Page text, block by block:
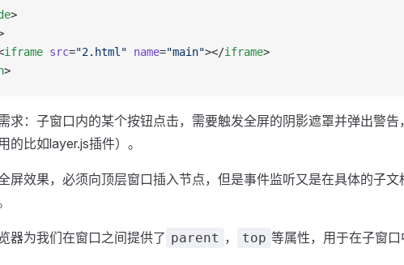
>
iframe src="2.html" name="main"></iframe>
>
求：子窗口内的某个按钮点击，需要触发全屏的阴影遮罩并弹出警
的比如layer.js插件）。
屏效果，必须向顶层窗口插入节点，但是事件监听又是在具体的子
器为我们在窗口之间提供了 parent ， top 等属性，用于在子窗口